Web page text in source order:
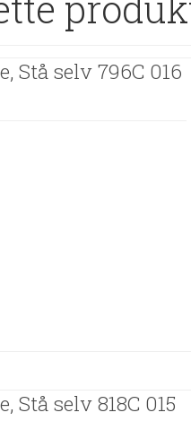
Stå selv 796C 016
Stå selv 818C 015